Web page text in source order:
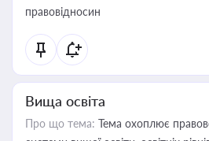
правовідносин
Вища освіта
Про що тема: Тема охоплює